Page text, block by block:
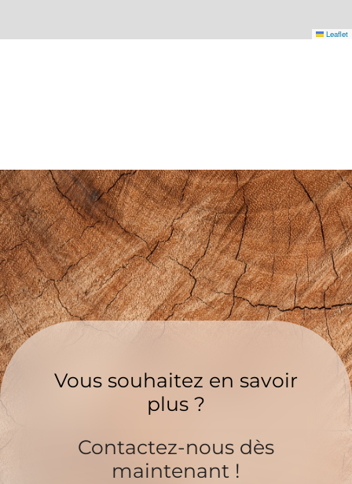
Leaflet
Vous souhaitez en savoir
plus ?
Contactez-nous dès
maintenant !